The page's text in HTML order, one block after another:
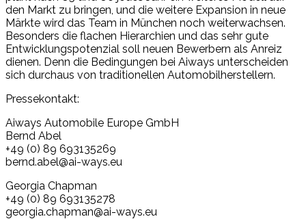
den Markt zu bringen, und die weitere Expansion in neue
Märkte wird das Team in München noch weiterwachsen.
Besonders die flachen Hierarchien und das sehr gute
Entwicklungspotenzial soll neuen Bewerbern als Anreiz
dienen. Denn die Bedingungen bei Aiways unterscheiden
sich durchaus von traditionellen Automobilherstellern.
Pressekontakt:
Aiways Automobile Europe GmbH
Bernd Abel
+49 (0) 89 693135269
bernd.abel@ai-ways.eu
Georgia Chapman
+49 (0) 89 693135278
georgia.chapman@ai-ways.eu